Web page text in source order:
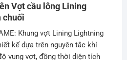
Vợt cầu lông Lining
chuối
Khung vợt Lining Lightning
kế dựa trên nguyên tắc khí
vung vợt, đồng thời diện tích